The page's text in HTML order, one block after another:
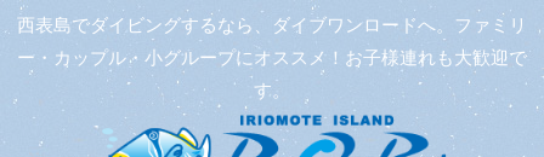
西表島でダイビングするなら、ダイブワンロードへ。ファミリ
ー・カップル・小グループにオススメ！お子様連れも大歓迎で
す。